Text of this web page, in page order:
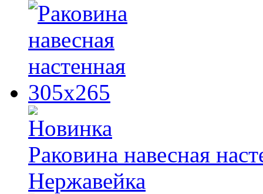
Раковина навесная
Нержавейка